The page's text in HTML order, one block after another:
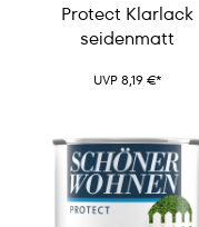
Protect Klarlack
seidenmatt
UVP 8,19 €*